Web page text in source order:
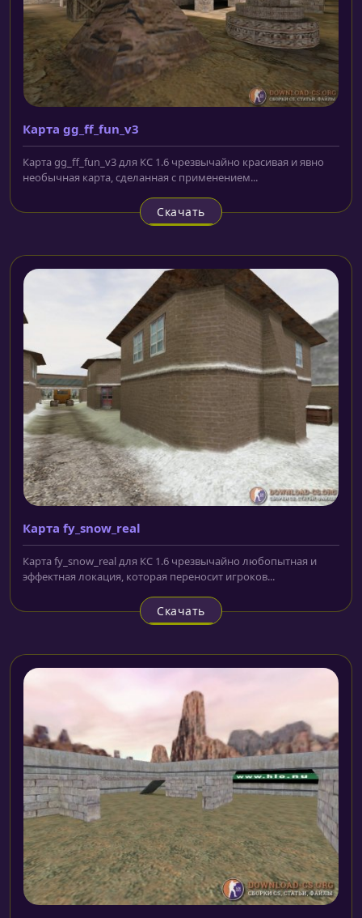
Карта gg_ff_fun_v3
Карта gg_ff_fun_v3 для КС 1.6 чрезвычайно красивая и явно
необычная карта, сделанная с применением...
Скачать
Карта fy_snow_real
Карта fy_snow_real для КС 1.6 чрезвычайно любопытная и
эффектная локация, которая переносит игроков...
Скачать